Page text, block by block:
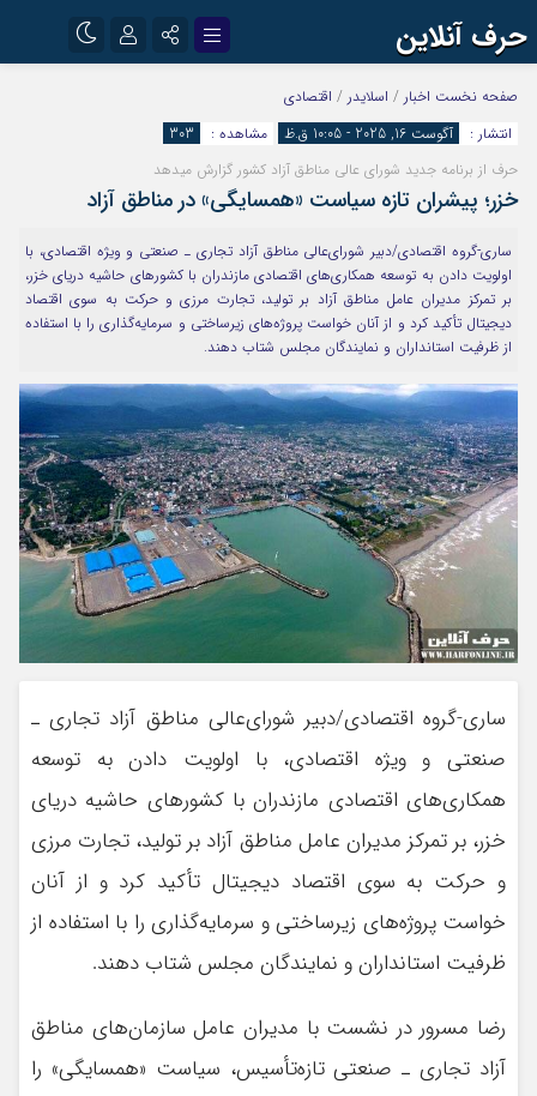
حرف آنلاین
اینستاگرام
آپارات
رمز عبور
مرا به خاطر بسپار
صفحه نخست اخبار / اسلایدر / اقتصادی
انتشار :
آگوست 16, 2025 - 10:05 ق.ظ مشاهده :
303
حرف از برنامه جدید شورای عالی مناطق آزاد کشور گزارش می‎دهد
خزر؛ پیشران تازه سیاست «همسایگی» در مناطق آزاد
ساری-گروه اقتصادی/دبیر شورای‌عالی مناطق آزاد تجاری ـ صنعتی و ویژه اقتصادی، با
اولویت دادن به توسعه همکاری‌های اقتصادی مازندران با کشورهای حاشیه دریای خزر،
بر تمرکز مدیران عامل مناطق آزاد بر تولید، تجارت مرزی و حرکت به سوی اقتصاد
دیجیتال تأکید کرد و از آنان خواست پروژه‌های زیرساختی و سرمایه‌گذاری را با استفاده
از ظرفیت استانداران و نمایندگان مجلس شتاب دهند.
ساری-گروه اقتصادی/دبیر شورای‌عالی مناطق آزاد تجاری ـ
صنعتی و ویژه اقتصادی، با اولویت دادن به توسعه
همکاری‌های اقتصادی مازندران با کشورهای حاشیه دریای
خزر، بر تمرکز مدیران عامل مناطق آزاد بر تولید، تجارت مرزی
و حرکت به سوی اقتصاد دیجیتال تأکید کرد و از آنان
خواست پروژه‌های زیرساختی و سرمایه‌گذاری را با استفاده از
ظرفیت استانداران و نمایندگان مجلس شتاب دهند.
رضا مسرور در نشست با مدیران عامل سازمان‌های مناطق
آزاد تجاری ـ صنعتی تازه‌تأسیس، سیاست «همسایگی» را